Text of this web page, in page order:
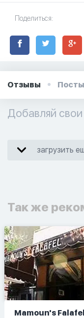
Поделиться:
Отзывы Посты
Добавляй
загрузить
Так же
Mamoun's Falafel